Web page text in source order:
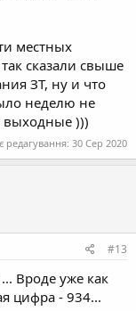
местных
сказали свыше
ЗТ, ну и что
неделю не
выходные )))
редагування: 30 Сер 2020
#13
Вроде уже как
цифра - 934...